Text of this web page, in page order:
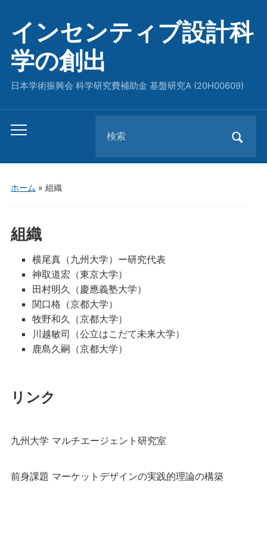
インセンティブ設計科
学の創出
日本学術振興会 科学研究費補助金 基盤研究A (20H00609)
Toggle
menu
for:
ホーム » 組織
組織
横尾真（九州大学）ー研究代表
神取道宏（東京大学）
田村明久（慶應義塾大学）
関口格（京都大学）
牧野和久（京都大学）
川越敏司（公立はこだて未来大学）
鹿島久嗣（京都大学）
リンク
九州大学 マルチエージェント研究室
前身課題 マーケットデザインの実践的理論の構築